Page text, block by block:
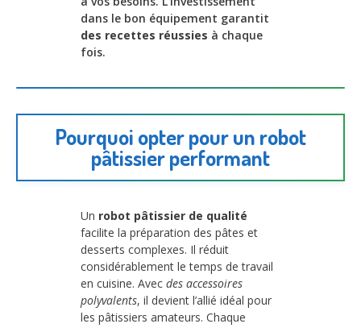
dans le bon équipement garantit
des recettes réussies à chaque
fois.
Pourquoi opter pour un robot
pâtissier performant
Un robot pâtissier de qualité
facilite la préparation des pâtes et
desserts complexes. Il réduit
considérablement le temps de travail
en cuisine. Avec des accessoires
polyvalents, il devient l’allié idéal pour
les pâtissiers amateurs. Chaque